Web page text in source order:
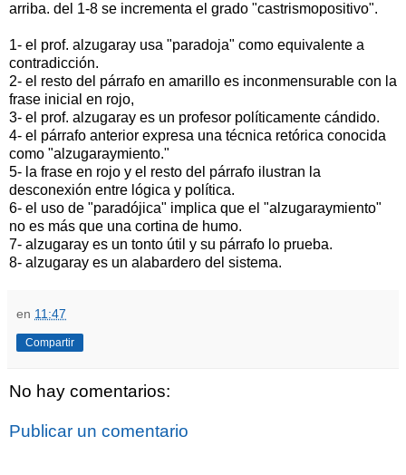
arriba. del 1-8 se incrementa el grado "castrismopositivo".
1- el prof. alzugaray usa "paradoja" como equivalente a
contradicción.
2- el resto del párrafo en amarillo es inconmensurable con la
frase inicial en rojo,
3- el prof. alzugaray es un profesor políticamente cándido.
4- el párrafo anterior expresa una técnica retórica conocida
como "alzugaraymiento."
5- la frase en rojo y el resto del párrafo ilustran la
desconexión entre lógica y política.
6- el uso de "paradójica" implica que el "alzugaraymiento"
no es más que una cortina de humo.
7- alzugaray es un tonto útil y su párrafo lo prueba.
8- alzugaray es un alabardero del sistema.
en 11:47
Compartir
No hay comentarios:
Publicar un comentario